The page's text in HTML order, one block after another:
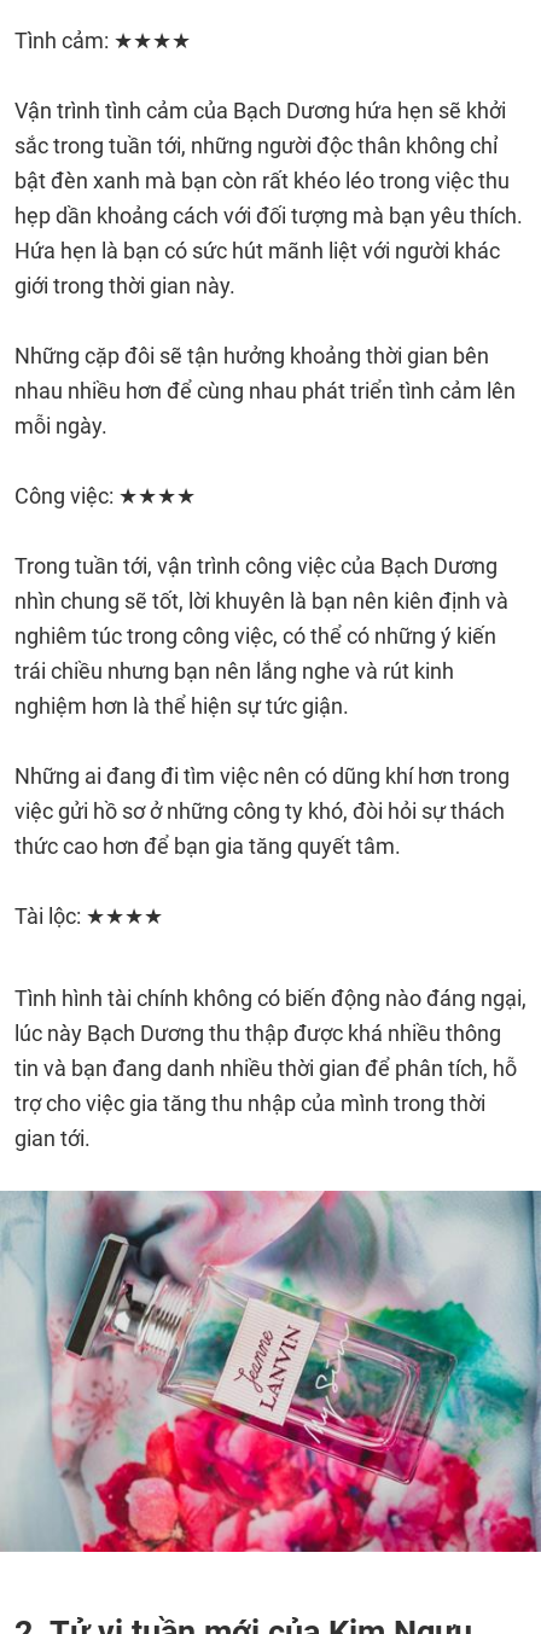
Tình cảm: ★★★★
Vận trình tình cảm của Bạch Dương hứa hẹn sẽ khởi
sắc trong tuần tới, những người độc thân không chỉ
bật đèn xanh mà bạn còn rất khéo léo trong việc thu
hẹp dần khoảng cách với đối tượng mà bạn yêu thích.
Hứa hẹn là bạn có sức hút mãnh liệt với người khác
giới trong thời gian này.
Những cặp đôi sẽ tận hưởng khoảng thời gian bên
nhau nhiều hơn để cùng nhau phát triển tình cảm lên
mỗi ngày.
Công việc: ★★★★
Trong tuần tới, vận trình công việc của Bạch Dương
nhìn chung sẽ tốt, lời khuyên là bạn nên kiên định và
nghiêm túc trong công việc, có thể có những ý kiến
trái chiều nhưng bạn nên lắng nghe và rút kinh
nghiệm hơn là thể hiện sự tức giận.
Những ai đang đi tìm việc nên có dũng khí hơn trong
việc gửi hồ sơ ở những công ty khó, đòi hỏi sự thách
thức cao hơn để bạn gia tăng quyết tâm.
Tài lộc: ★★★★
Tình hình tài chính không có biến động nào đáng ngại,
lúc này Bạch Dương thu thập được khá nhiều thông
tin và bạn đang danh nhiều thời gian để phân tích, hỗ
trợ cho việc gia tăng thu nhập của mình trong thời
gian tới.